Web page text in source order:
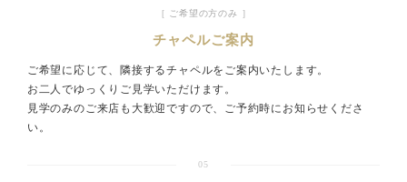
［ ご希望の方のみ ］
チャペルご案内
ご希望に応じて、隣接するチャペルをご案内いたします。
お二人でゆっくりご見学いただけます。
見学のみのご来店も大歓迎ですので、ご予約時にお知らせくださ
い。
05